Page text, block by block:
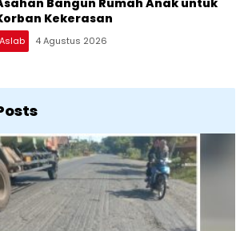
Kekerasan
Aslab 4 Agustus 2026